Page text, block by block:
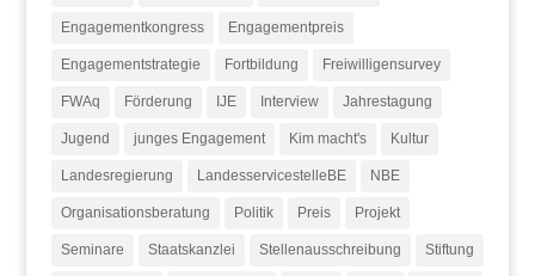
Engagementkongress Engagementpreis
Engagementstrategie Fortbildung Freiwilligensurvey
FWAq Förderung IJE Interview Jahrestagung
Jugend junges Engagement Kim macht's Kultur
Landesregierung LandesservicestelleBE NBE
Organisationsberatung Politik Preis Projekt
Seminare Staatskanzlei Stellenausschreibung Stiftung